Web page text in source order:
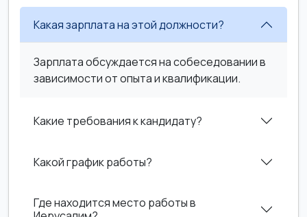
Какая зарплата на этой должности?
Зарплата обсуждается на собеседовании в
зависимости от опыта и квалификации.
Какие требования к кандидату?
Какой график работы?
Где находится место работы в